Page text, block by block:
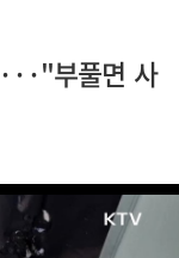
부풀면 사